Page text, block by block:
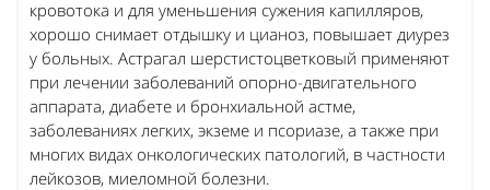
кровотока и для уменьшения сужения капилляров,
хорошо снимает отдышку и цианоз, повышает диурез
у больных. Астрагал шерстистоцветковый применяют
при лечении заболеваний опорно-двигательного
аппарата, диабете и бронхиальной астме,
заболеваниях легких, экземе и псориазе, а также при
многих видах онкологических патологий, в частности
лейкозов, миеломной болезни.